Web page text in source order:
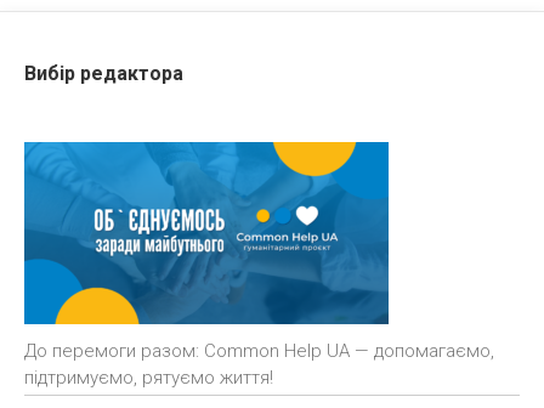
Вибір редактора
До перемоги разом: Common Help UA — допомагаємо,
підтримуємо, рятуємо життя!